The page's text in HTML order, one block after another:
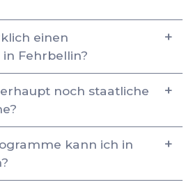
einen
Fehrbellin?
noch staatliche
kann ich in